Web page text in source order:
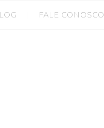
FALE CONOSCO